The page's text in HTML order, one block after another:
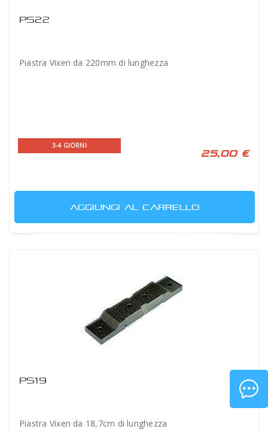
PS22
Piastra Vixen da 220mm di lunghezza
3-4 GIORNI
25,00 €
AGGIUNGI AL CARRELLO
PS19
Piastra Vixen da 18,7cm di lunghezza